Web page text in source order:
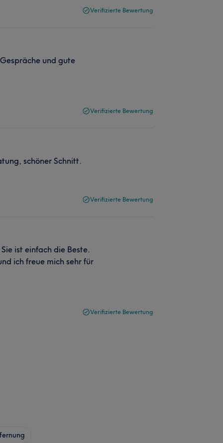
Verifizierte Bewertung
und gute
Verifizierte Bewertung
schöner Schnitt.
Verifizierte Bewertung
ist einfach die Beste.
ich freue mich sehr für
Verifizierte Bewertung